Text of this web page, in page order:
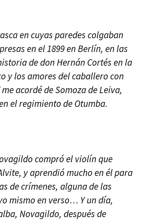
en cuyas paredes colgaban
en el 1899 en Berlín, en las
de don Hernán Cortés en la
y los amores del caballero con
acordé de Somoza de Leiva,
el regimiento de Otumba.
compró el violín que
y aprendió mucho en él para
de crímenes, alguna de las
mismo en verso… Y un día,
Novagildo, después de